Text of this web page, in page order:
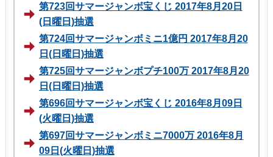
第723回サマージャンボ宝くじ 2017年8月20日
(日曜日)抽選
第724回サマージャンボミニ1億円 2017年8月20
日(日曜日)抽選
第725回サマージャンボプチ100万 2017年8月20
日(日曜日)抽選
第696回サマージャンボ宝くじ 2016年8月09日
(火曜日)抽選
第697回サマージャンボミニ7000万 2016年8月
09日(火曜日)抽選